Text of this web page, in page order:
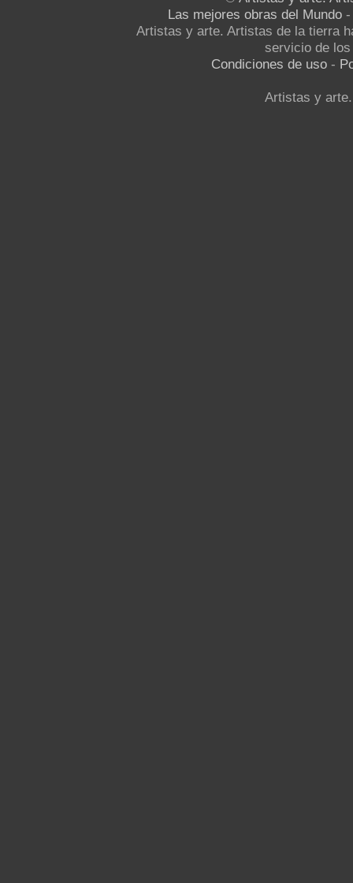
Las mejores obras del Mundo
Artistas y arte. Artistas de la tierra
servicio de
Condiciones de uso -
Artistas y